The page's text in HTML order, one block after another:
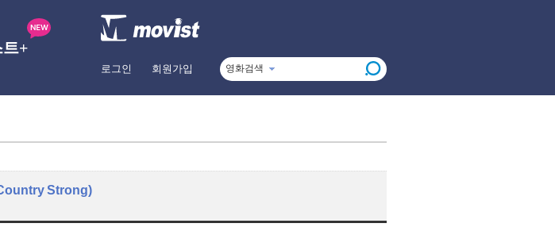
+
로그인 회원가입 영화검색
Strong)